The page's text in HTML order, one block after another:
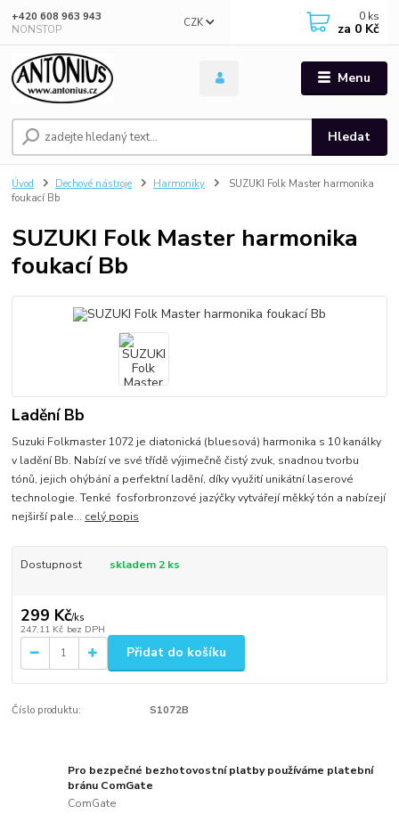
Menu
CZK
Hledat
+420 608 963 943
NONSTOP
0 ks
za 0 Kč
Úvod Dechové nástroje Harmoniky
SUZUKI Folk Master harmonika
foukací Bb
SUZUKI Folk Master harmonika
foukací Bb
Ladění Bb
Suzuki Folkmaster 1072 je diatonická (bluesová) harmonika s 10 kanálky
v ladění Bb. Nabízí ve své třídě výjimečně čistý zvuk, snadnou tvorbu
tónů, jejich ohýbání a perfektní ladění, díky využití unikátní laserové
technologie. Tenké fosforbronzové jazýčky vytvářejí měkký tón a nabízejí
nejširší pale... celý popis
Dostupnost skladem 2 ks
299 Kč/ks
247,11 Kč bez DPH
Přidat do košíku
Číslo produktu: S1072B
Pro bezpečné bezhotovostní platby používáme platební
bránu ComGate
ComGate